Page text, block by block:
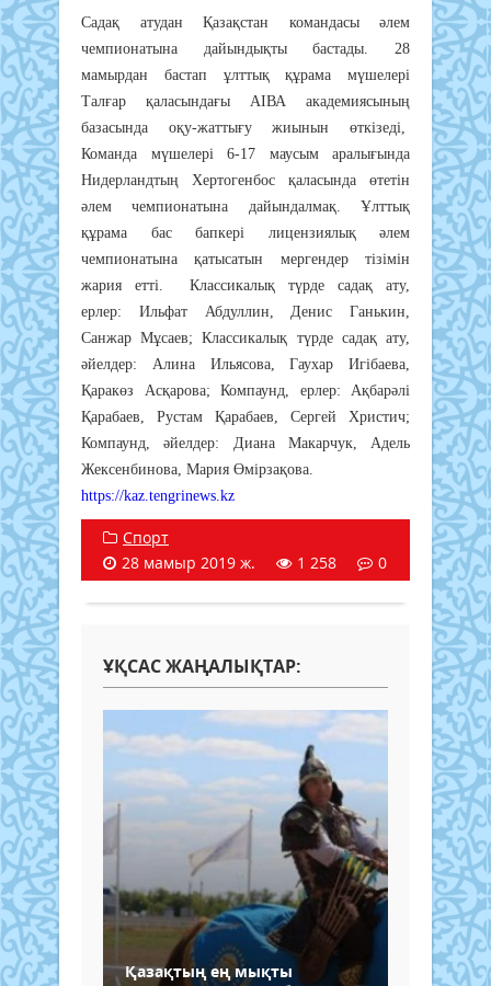
Садақ атудан Қазақстан командасы әлем
чемпионатына дайындықты бастады. 28
мамырдан бастап ұлттық құрама мүшелері
Талғар қаласындағы АІВА академиясының
базасында оқу-жаттығу жиынын өткізеді,
Команда мүшелері 6-17 маусым аралығында
Нидерландтың Хертогенбос қаласында өтетін
әлем чемпионатына дайындалмақ. Ұлттық
құрама бас бапкері лицензиялық әлем
чемпионатына қатысатын мергендер тізімін
жария етті. Классикалық түрде садақ ату,
ерлер: Ильфат Абдуллин, Денис Ганькин,
Санжар Мұсаев; Классикалық түрде садақ ату,
әйелдер: Алина Ильясова, Гаухар Игібаева,
Қаракөз Асқарова; Компаунд, ерлер: Ақбарәлі
Қарабаев, Рустам Қарабаев, Сергей Христич;
Компаунд, әйелдер: Диана Макарчук, Адель
Жексенбинова, Мария Өмірзақова.
https://kaz.tengrinews.kz
Спорт
28 мамыр 2019 ж.
1 258 0
ҰҚСАС ЖАҢАЛЫҚТАР:
Қазақтың ең мықты